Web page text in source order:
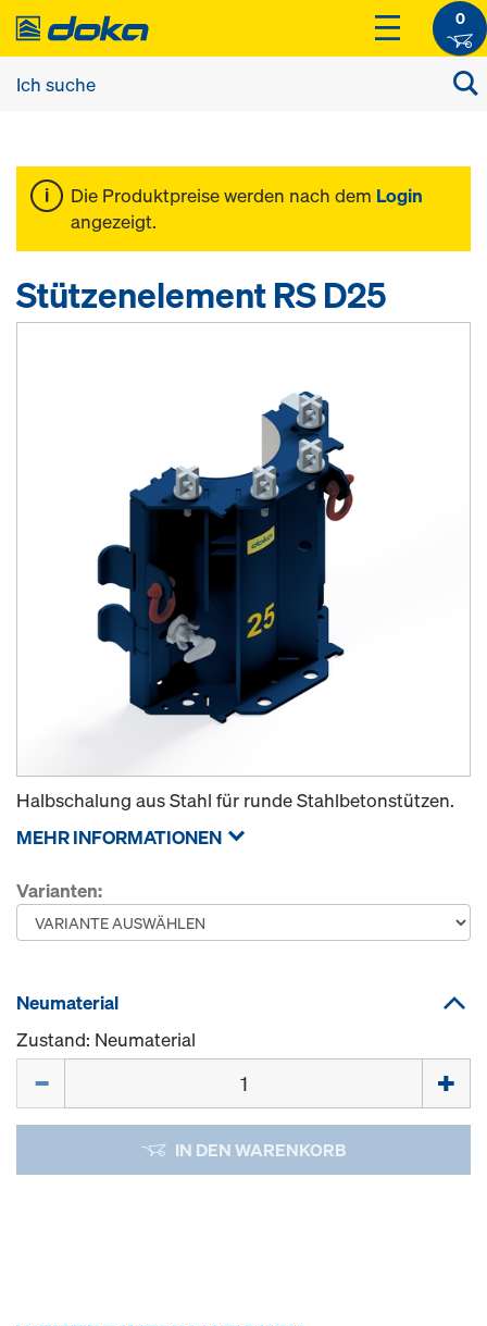
0
Die Produktpreise werden nach dem Login
angezeigt.
Stützenelement RS D25
Halbschalung aus Stahl für runde Stahlbetonstützen.
MEHR INFORMATIONEN
Varianten:
Neumaterial
Zustand: Neumaterial
IN DEN WARENKORB